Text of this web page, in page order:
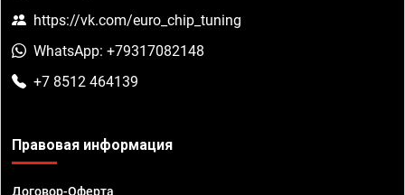
https://vk.com/euro_chip_tuning
WhatsApp: +79317082148
+7 8512 464139
Правовая информация
Договор-Оферта